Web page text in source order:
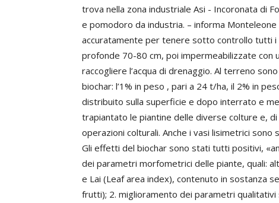
trova nella zona industriale Asi - Incoronata di
e pomodoro da industria. – informa
accuratamente per tenere sotto controllo tutti
profonde 70-80 cm, poi impermeabilizzate con
raccogliere l’acqua di drenaggio. Al terreno
biochar: l’1% in peso , pari a 24 t/ha, il 2% in
distribuito sulla superficie e dopo interrato e
trapiantato le piantine delle diverse colture e,
operazioni colturali. Anche i vasi lisimetrici
Gli effetti del biochar sono stati tutti positivi,
dei parametri morfometrici delle piante, quali:
e Lai (Leaf area index), contenuto in sostanza
frutti); 2. miglioramento dei parametri qualitativi